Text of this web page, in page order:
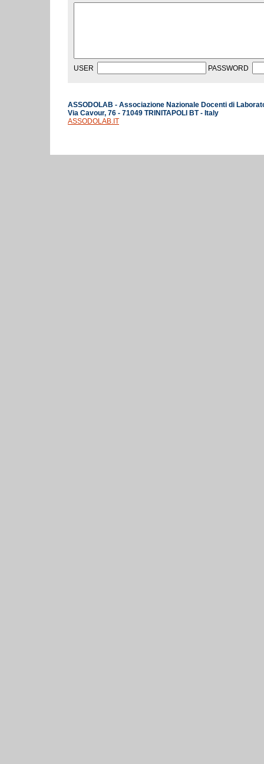
USER PASSWORD
ASSODOLAB - Associazione Nazionale Docenti di
Via Cavour, 76 - 71049 TRINITAPOLI BT - Italy
ASSODOLAB.IT